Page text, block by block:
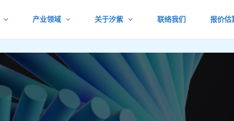
产业领域 关于汐紫 联络我们 报价估